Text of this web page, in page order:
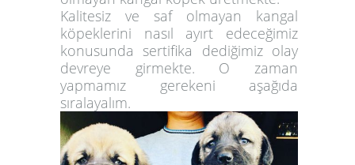
Kalitesiz ve saf olmayan kangal
köpeklerini nasıl ayırt edeceğimiz
konusunda sertifika dediğimiz olay
devreye girmekte. O zaman
yapmamız gerekeni aşağıda
sıralayalım.